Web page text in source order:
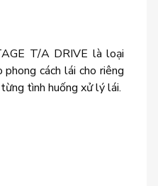
T/A DRIVE là loại
cách lái cho riêng
tình huống xử lý lái.